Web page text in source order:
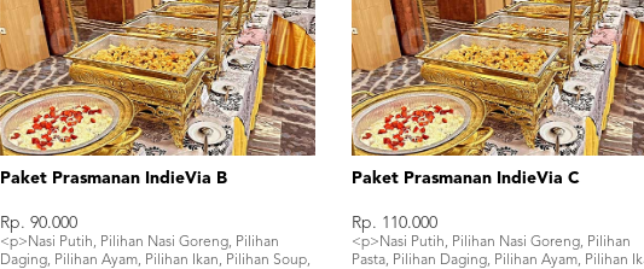
Paket Prasmanan IndieVia B
Rp. 90.000
<p>Nasi Putih, Pilihan Nasi Goreng, Pilihan
Daging, Pilihan Ayam, Pilihan Ikan, Pilihan Soup,
Paket Prasmanan IndieVia C
Rp. 110.000
<p>Nasi Putih, Pilihan Nasi Goreng, Pilihan
Pasta, Pilihan Daging, Pilihan Ayam, Pilihan